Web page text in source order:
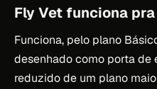
Fly Vet funciona
Funciona, pelo plano
desenhado como porta de
reduzido de um plano